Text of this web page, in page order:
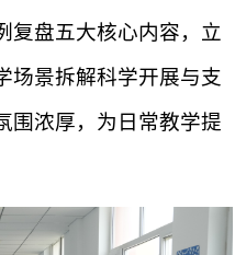
复盘五大核心内容，立
场景拆解科学开展与支
围浓厚，为日常教学提